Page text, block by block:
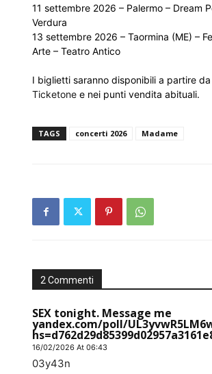
11 settembre 2026 – Palermo – Dream
Verdura
13 settembre 2026 – Taormina (ME) –
Arte – Teatro Antico
I biglietti saranno disponibili a partire
Ticketone e nei punti vendita abituali.
TAGS concerti 2026 Madame
2 Commenti
SEX tonight. Message me
yandex.com/poll/
16/02/2026 At 06:43
03y43n